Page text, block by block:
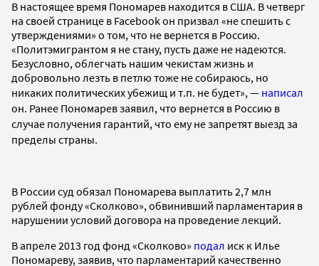
В настоящее время Пономарев находится в США. В четверг
на своей странице в Facebook он призвал «не спешить с
утверждениями» о том, что не вернется в Россию.
«Политэмигрантом я не стану, пусть даже не надеются.
Безусловно, облегчать нашим чекистам жизнь и
добровольно лезть в петлю тоже не собираюсь, но
никаких политических убежищ и т.п. не будет», — написал
он. Ранее Пономарев заявил, что вернется в Россию в
случае получения гарантий, что ему не запретят выезд за
пределы страны.
В России суд обязал Пономарева выплатить 2,7 млн
рублей фонду «Сколково», обвинивший парламентария в
нарушении условий договора на проведение лекций.
В апреле 2013 год фонд «Сколково» подал иск к Илье
Пономареву, заявив, что парламентарий качественно